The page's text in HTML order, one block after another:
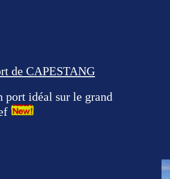
de CAPESTANG
port idéal sur le grand